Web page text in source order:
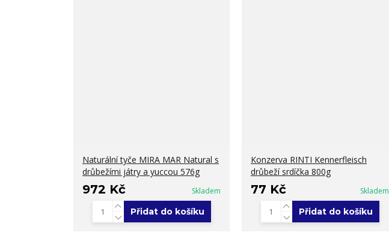
Naturální tyče MIRA MAR Natural s
drůbežími játry a yuccou 576g
972 Kč Skladem
Přidat do košíku
Konzerva RINTI Kennerfleisch
drůbeží srdíčka 800g
77 Kč Skladem
Přidat do košíku